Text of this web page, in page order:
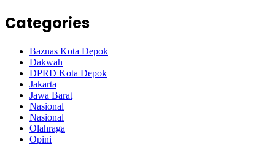
Categories
Baznas Kota Depok
Dakwah
DPRD Kota Depok
Jakarta
Jawa Barat
Nasional
Nasional
Olahraga
Opini